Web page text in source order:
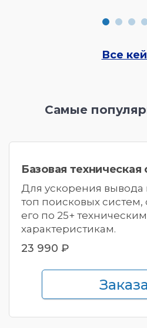
Все
Самые
Базовая техническая
Для ускорения вывода
топ поисковых систем,
его по 25+ техническим
характеристикам.
23 990 ₽